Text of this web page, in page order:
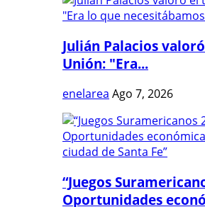
Julián Palacios
Unión: "Era...
enelarea Ago 7, 2026
“Juegos
Oportunidades